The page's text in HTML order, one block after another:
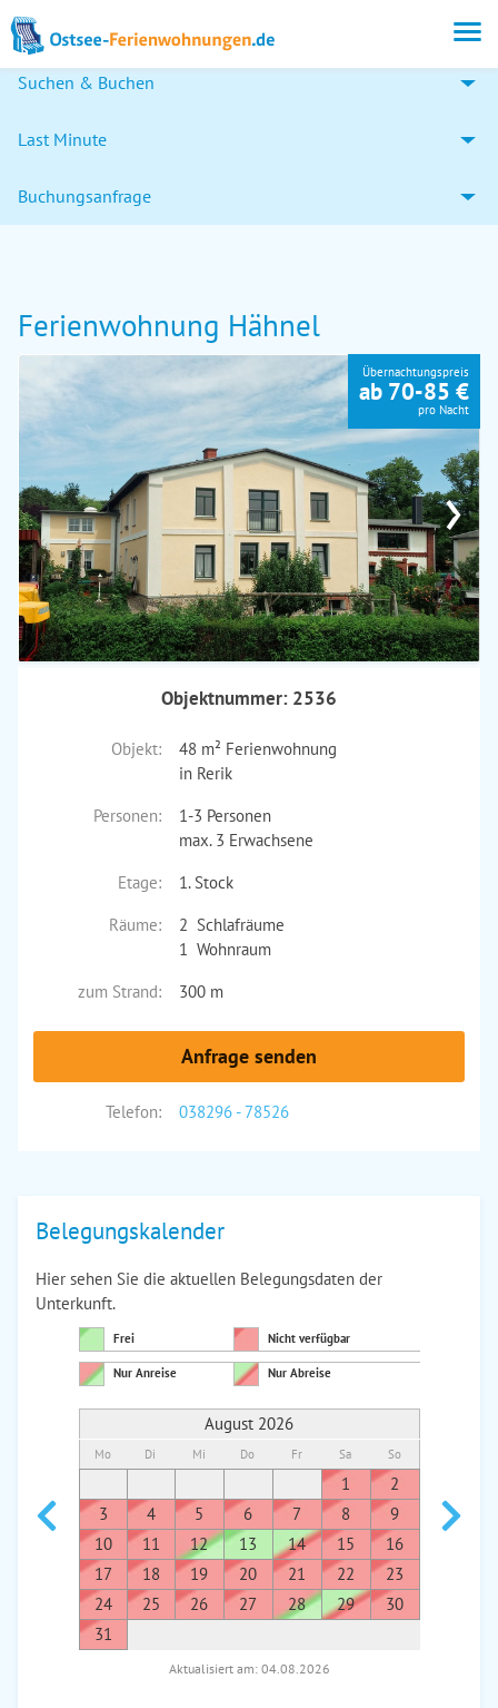
Suchen & Buchen
Last Minute
Buchungsanfrage
Ferienwohnung Hähnel
›
Übernachtungspreis
ab 70-85 €
pro Nacht
Objektnummer: 2536
Objekt:
48 m² Ferienwohnung
in Rerik
Personen:
1-3 Personen
max. 3 Erwachsene
Etage:
1. Stock
Räume:
2 Schlafräume
1 Wohnraum
zum Strand:
300 m
Anfrage senden
Telefon: 038296 - 78526
Belegungskalender
Hier sehen Sie die aktuellen Belegungsdaten der
Unterkunft.
Frei Nicht verfügbar
Nur Anreise Nur Abreise
August 2026
Mo Di Mi Do Fr Sa So
1
2
3
4 5 6 7 8
9
10
11 12 13 14 15
16
17
18 19 20 21 22
23
24
25 26 27 28 29
30
31
7
Aktualisiert am: 04.08.2026